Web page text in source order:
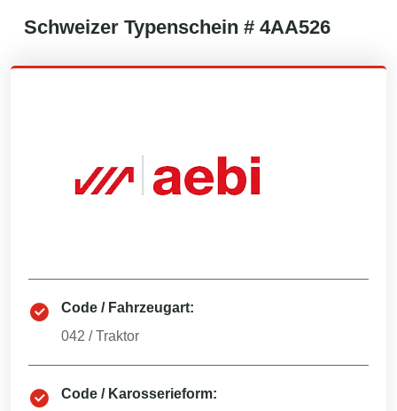
Schweizer Typenschein # 4AA526
Code / Fahrzeugart:
042 /Traktor
Code / Karosserieform: